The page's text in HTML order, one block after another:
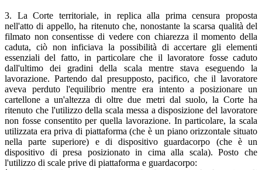
3. La Corte territoriale, in replica alla prima censura proposta
nell'atto di appello, ha ritenuto che, nonostante la scarsa qualità del
filmato non consentisse di vedere con chiarezza il momento della
caduta, ciò non inficiava la possibilità di accertare gli elementi
essenziali del fatto, in particolare che il lavoratore fosse caduto
dall'ultimo dei gradini della scala mentre stava eseguendo la
lavorazione. Partendo dal presupposto, pacifico, che il lavoratore
aveva perduto l'equilibrio mentre era intento a posizionare un
cartellone a un'altezza di oltre due metri dal suolo, la Corte ha
ritenuto che l'utilizzo della scala messa a disposizione del lavoratore
non fosse consentito per quella lavorazione. In particolare, la scala
utilizzata era priva di piattaforma (che è un piano orizzontale situato
nella parte superiore) e di dispositivo guardacorpo (che è un
dispositivo di presa posizionato in cima alla scala). Posto che
l'utilizzo di scale prive di piattaforma e guardacorpo: